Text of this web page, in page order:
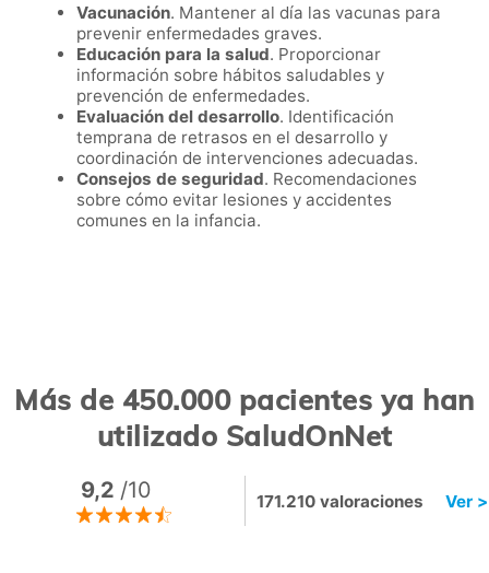
Vacunación. Mantener al día las vacunas para
prevenir enfermedades graves.
Educación para la salud. Proporcionar
información sobre hábitos saludables y
prevención de enfermedades.
Evaluación del desarrollo. Identificación
temprana de retrasos en el desarrollo y
coordinación de intervenciones adecuadas.
Consejos de seguridad. Recomendaciones
sobre cómo evitar lesiones y accidentes
comunes en la infancia.
Más de 450.000 pacientes ya han
utilizado SaludOnNet
9,2 /10 171.210 valoraciones Ver >